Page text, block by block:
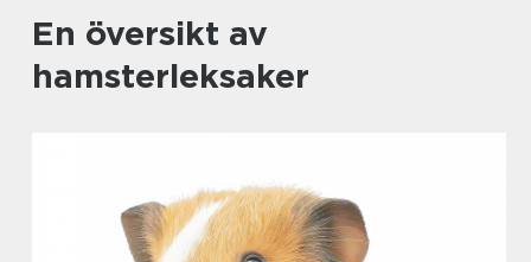
En översikt av
hamsterleksaker